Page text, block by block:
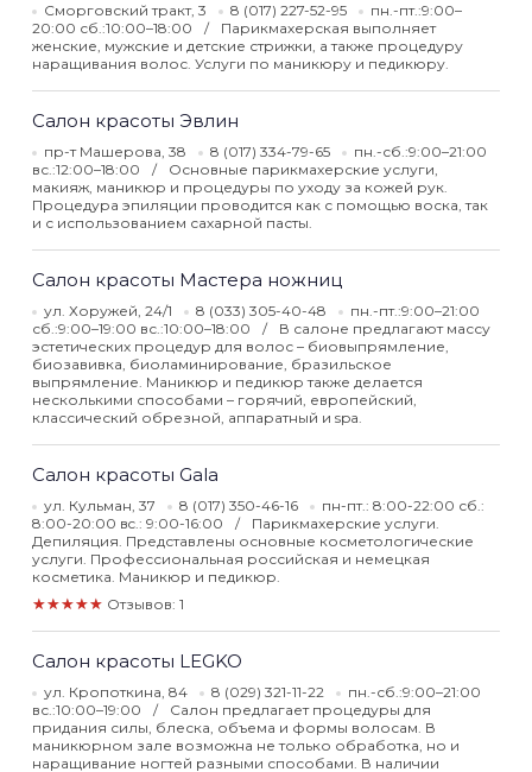
Сморговский тракт, 3 8 (017) 227-52-95
пн.-пт.:9:00–
20:00 сб.:10:00–18:00
Парикмахерская выполняет
женские, мужские и детские стрижки, а также процедуру
наращивания волос. Услуги по маникюру и педикюру.
Салон красоты Эвлин
пр-т Машерова, 38 8 (017) 334-79-65
пн.-сб.:9:00–21:00
вс.:12:00–18:00
Основные парикмахерские услуги,
макияж, маникюр и процедуры по уходу за кожей рук.
Процедура эпиляции проводится как с помощью воска, так
и с использованием сахарной пасты.
Салон красоты Мастера ножниц
ул. Хоружей, 24/1 8 (033) 305-40-48
пн.-пт.:9:00–21:00
сб.:9:00–19:00 вс.:10:00–18:00
В салоне предлагают массу
эстетических процедур для волос – биовыпрямление,
биозавивка, биоламинирование, бразильское
выпрямление. Маникюр и педикюр также делается
несколькими способами – горячий, европейский,
классический обрезной, аппаратный и spa.
Салон красоты Gala
ул. Кульман, 37 8 (017) 350-46-16
пн-пт.: 8:00-22:00 сб.:
8:00-20:00 вc.: 9:00-16:00
Парикмахерские услуги.
Депиляция. Представлены основные косметологические
услуги. Профессиональная российская и немецкая
косметика. Маникюр и педикюр.
★★★★★ Отзывов: 1
Салон красоты LEGKO
ул. Кропоткина, 84 8 (029) 321-11-22
пн.-сб.:9:00–21:00
вс.:10:00–19:00
Салон предлагает процедуры для
придания силы, блеска, объема и формы волосам. В
маникюрном зале возможна не только обработка, но и
наращивание ногтей разными способами. В наличии